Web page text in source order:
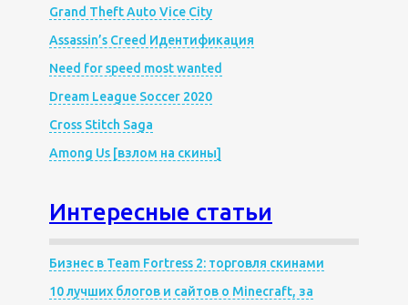
Grand Theft Auto Vice City
Assassin’s Creed Идентификация
Need for speed most wanted
Dream League Soccer 2020
Cross Stitch Saga
Among Us [взлом на скины]
Интересные статьи
Бизнес в Team Fortress 2: торговля скинами
10 лучших блогов и сайтов о Minecraft, за